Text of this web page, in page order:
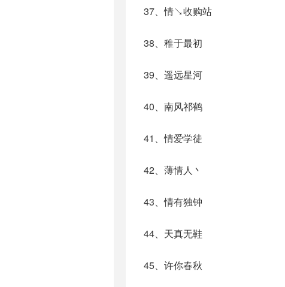
37、情↘收购站
38、稚于最初
39、遥远星河
40、南风祁鹤
41、情爱学徒
42、薄情人丶
43、情有独钟
44、天真无鞋
45、许你春秋